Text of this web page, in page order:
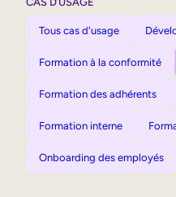
Tous cas d'usage
Formation à la conformité
Formation des adhérents
Formation interne
Onboarding des employés